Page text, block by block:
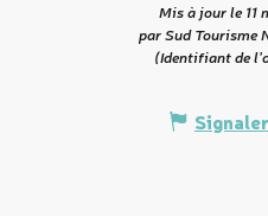
Mis à jour le 11
par Sud Tourisme
(Identifiant de